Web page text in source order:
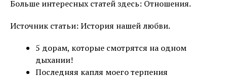
Больше интересных статей здесь: Отношения.
Источник статьи: История нашей любви.
5 дорам, которые смотрятся на одном
дыхании!
Последняя капля моего терпения